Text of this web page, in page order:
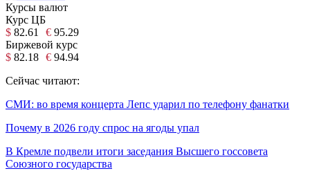
Курсы валют
Курс ЦБ
$ 82.61 € 95.29
Биржевой курс
$ 82.18 € 94.94
Сейчас читают:
СМИ: во время концерта Лепс ударил по телефону фанатки
Почему в 2026 году спрос на ягоды упал
В Кремле подвели итоги заседания Высшего госсовета
Союзного государства